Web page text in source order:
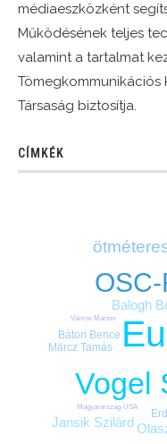
médiaeszközként
Működésének teljes
valamint a tartalmat
Tömegkommunikációs
Társaság biztosítja.
CÍMKÉK
Vogel
Balogh
Jansik Szilárd
Bátori Bence
Märcz Tamás
Magyarország-USA
Vámos Márton